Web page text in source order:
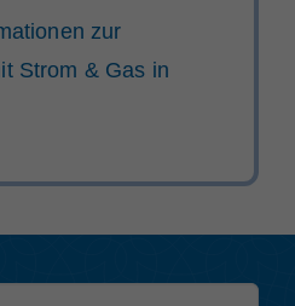
zur
Strom & Gas in